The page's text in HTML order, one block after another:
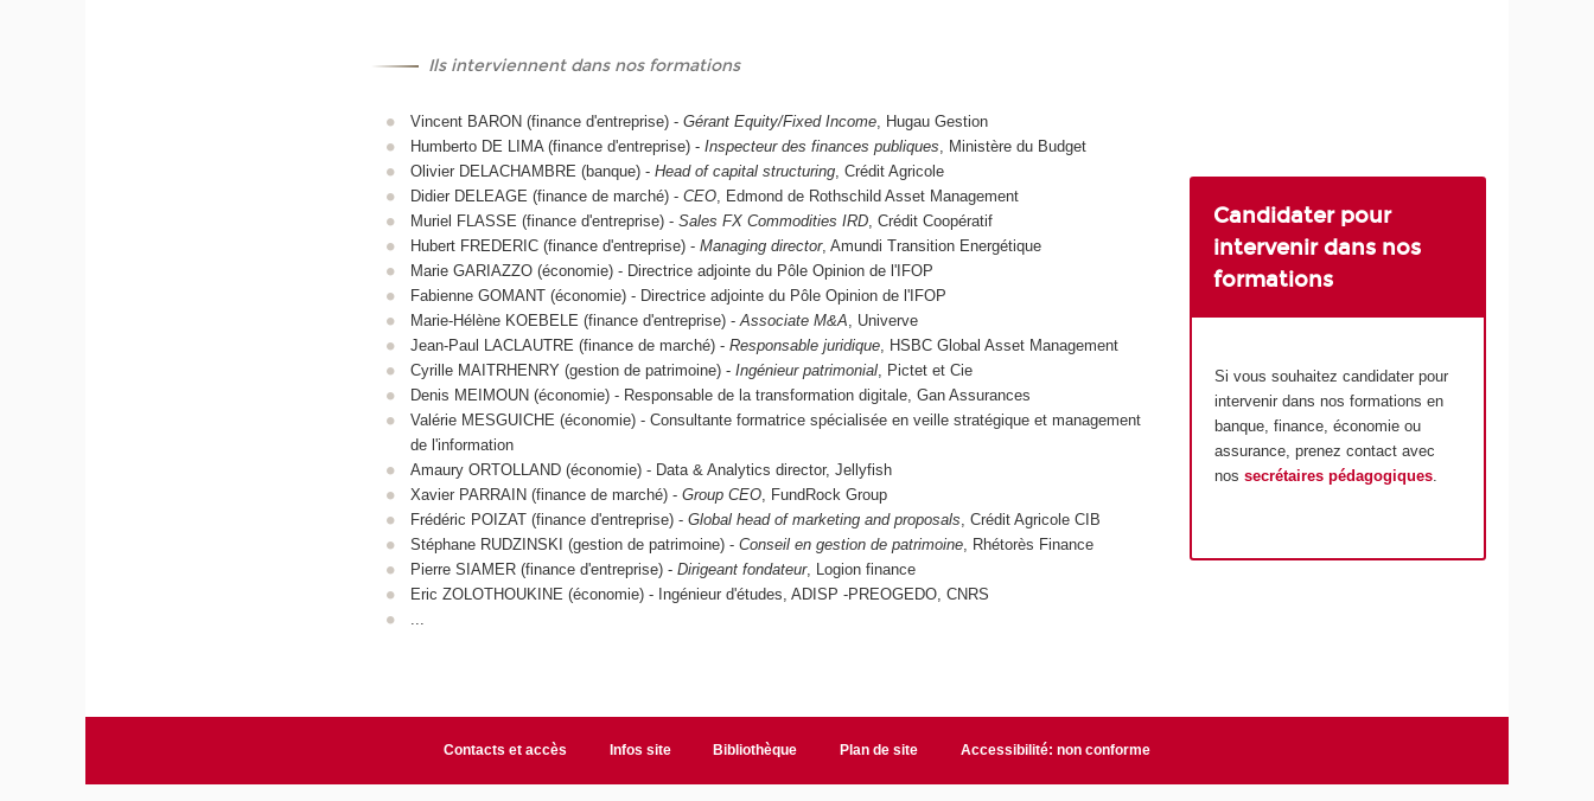
Ils interviennent dans nos formations
Vincent BARON (finance d'entreprise) - Gérant Equity/Fixed Income, Hugau Gestion
Humberto DE LIMA (finance d'entreprise) - Inspecteur des finances publiques, Ministère du Budget
Olivier DELACHAMBRE (banque) - Head of capital structuring, Crédit Agricole
Didier DELEAGE (finance de marché) - CEO, Edmond de Rothschild Asset Management
Muriel FLASSE (finance d'entreprise) - Sales FX Commodities IRD, Crédit Coopératif
Hubert FREDERIC (finance d'entreprise) - Managing director, Amundi Transition Energétique
Marie GARIAZZO (économie) - Directrice adjointe du Pôle Opinion de l'IFOP
Fabienne GOMANT (économie) - Directrice adjointe du Pôle Opinion de l'IFOP
Marie-Hélène KOEBELE (finance d'entreprise) -Associate M&A, Univerve
Jean-Paul LACLAUTRE (finance de marché) - Responsable juridique, HSBC Global Asset Management
Cyrille MAITRHENRY (gestion de patrimoine) - Ingénieur patrimonial, Pictet et Cie
Denis MEIMOUN (économie) - Responsable de la transformation digitale, Gan Assurances
Valérie MESGUICHE (économie) - Consultante formatrice spécialisée en veille stratégique et management
de l'information
Amaury ORTOLLAND (économie) - Data & Analytics director, Jellyfish
Xavier PARRAIN (finance de marché) - Group CEO, FundRock Group
Frédéric POIZAT (finance d'entreprise) - Global head of marketing and proposals, Crédit Agricole CIB
Stéphane RUDZINSKI (gestion de patrimoine) - Conseil en gestion de patrimoine, Rhétorès Finance
Pierre SIAMER (finance d'entreprise) - Dirigeant fondateur, Logion finance
Eric ZOLOTHOUKINE (économie) - Ingénieur d'études, ADISP -PREOGEDO, CNRS
...
Candidater pour
intervenir dans nos
formations
Si vous souhaitez candidater pour
intervenir dans nos formations en
banque, finance, économie ou
assurance, prenez contact avec
nossecrétaires pédagogiques.
Contacts et accès Infos site Bibliothèque Plan de site Accessibilité: non conforme